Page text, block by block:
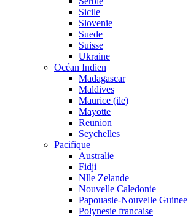
Sicile
Slovenie
Suede
Suisse
Ukraine
Océan Indien
Madagascar
Maldives
Maurice (ile)
Mayotte
Reunion
Seychelles
Pacifique
Australie
Fidji
Nlle Zelande
Nouvelle Caledonie
Papouasie-Nouvelle Guinee
Polynesie francaise